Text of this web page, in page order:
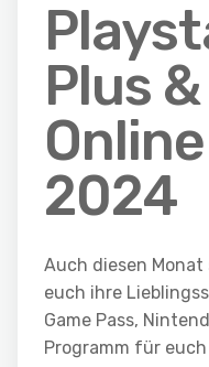
Plus
2024
Auch diesen
euch ihre
Game Pass,
Programm für